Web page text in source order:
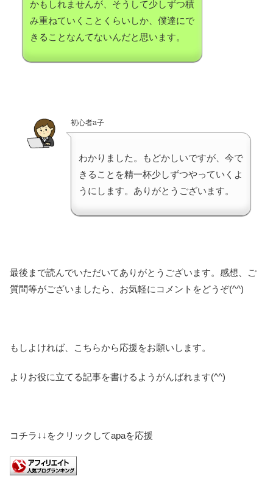
かもしれませんが、そうして少しずつ積
み重ねていくことくらいしか、僕達にで
きることなんてないんだと思います。
初心者a子
わかりました。もどかしいですが、今で
きることを精一杯少しずつやっていくよ
うにします。ありがとうございます。
最後まで読んでいただいてありがとうございます。感想、ご
質問等がございましたら、お気軽にコメントをどうぞ(^^)
もしよければ、こちらから応援をお願いします。
よりお役に立てる記事を書けるようがんばれます(^^)
コチラ↓↓をクリックしてapaを応援